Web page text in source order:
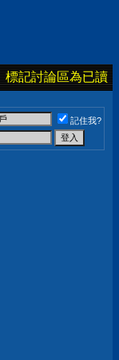
標記討論區為已讀
記住我?